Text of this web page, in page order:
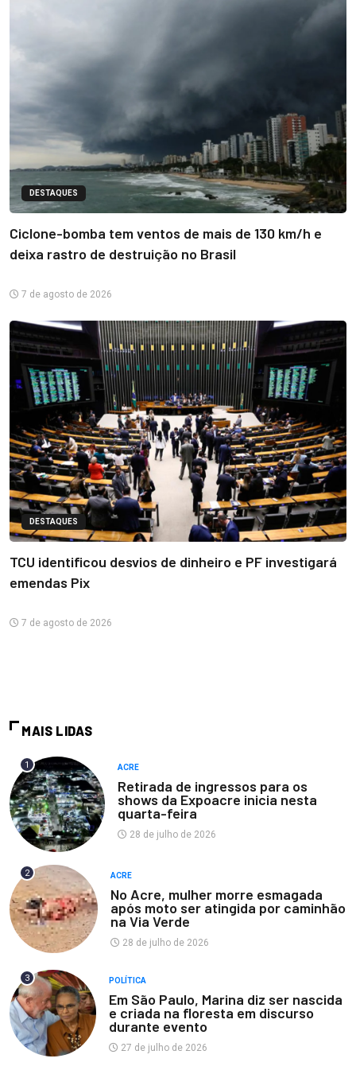
DESTAQUES
Ciclone-bomba tem ventos de mais de 130 km/h e
deixa rastro de destruição no Brasil
7 de agosto de 2026
DESTAQUES
TCU identificou desvios de dinheiro e PF investigará
emendas Pix
7 de agosto de 2026
MAIS LIDAS
1 ACRE
Retirada de ingressos para os
shows da Expoacre inicia nesta
quarta-feira
28 de julho de 2026
2 ACRE
No Acre, mulher morre esmagada
após moto ser atingida por caminhão
na Via Verde
28 de julho de 2026
3 POLÍTICA
Em São Paulo, Marina diz ser nascida
e criada na floresta em discurso
durante evento
27 de julho de 2026